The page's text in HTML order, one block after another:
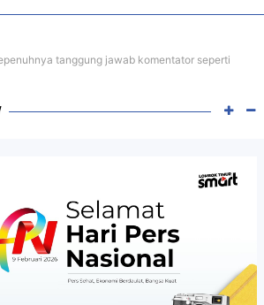
tanggung jawab komentator seperti